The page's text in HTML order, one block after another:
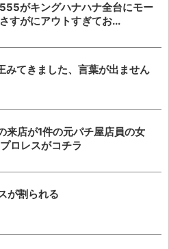
がキングハナハナ全台にモー
すがにアウトすぎてお...
みてきました、言葉が出ません
来店が1件の元パチ屋店員の女
ロレスがコチラ
が割られる